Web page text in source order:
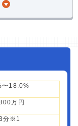
〜18.0%
万円
分※1